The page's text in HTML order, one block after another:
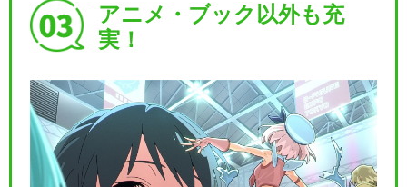
アニメ・ブック以外も充
実！